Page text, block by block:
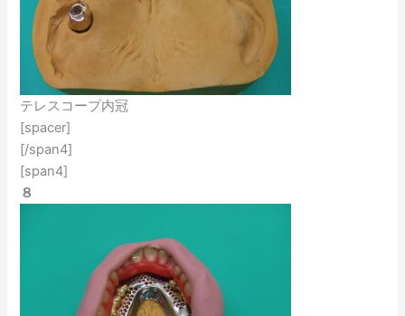
テレスコープ内冠
[spacer]
[/span4]
[span4]
８